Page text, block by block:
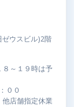
ウスビル)2階
～１９時は予
００
店舗指定休業